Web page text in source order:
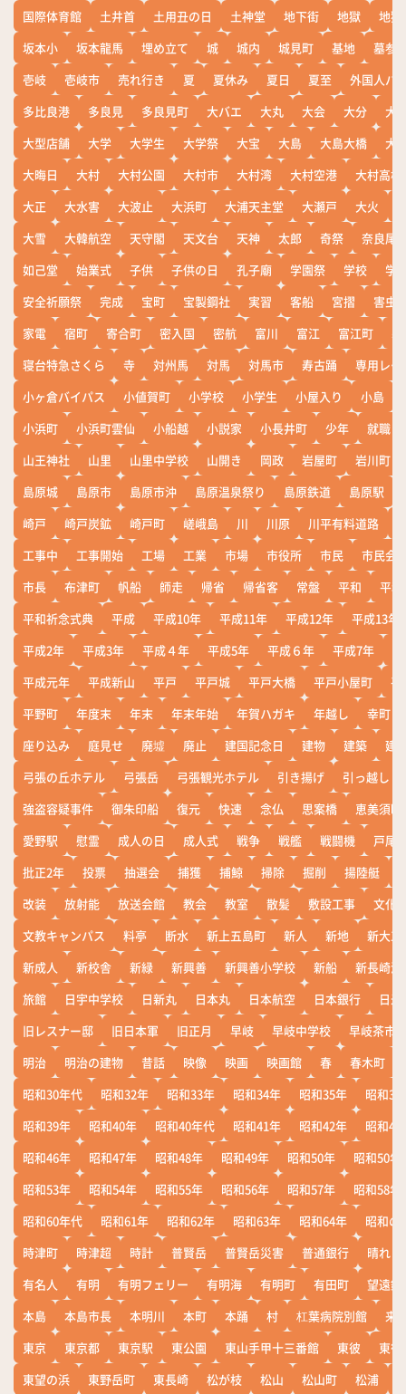
国際体育館
土井首 土用丑の日 土神堂 地下街 地獄
地獄
坂本小
坂本龍馬 埋め立て 城 城内 城見町 基地
墓参
壱岐
壱岐市 売れ行き 夏 夏休み 夏日 夏至
外国人バ
多比良港
多良見 多良見町 大バエ 大丸 大会 大分
大
大型店舗
大学 大学生 大学祭 大宝 大島 大島大橋
大
大晦日
大村 大村公園 大村市 大村湾 大村空港
大村高校
大正
大水害 大波止 大浜町 大浦天主堂 大瀬戸 大火
大雪
大韓航空 天守閣 天文台 天神 太郎 奇祭
奈良尾
如己堂
始業式 子供 子供の日 孔子廟 学園祭 学校
学
安全祈願祭
完成 宝町 宝製鋼社 実習 客船 宮摺
害虫
家電
宿町 寄合町 密入国 密航 富川 富江 富江町
寝台特急さくら
寺 対州馬 対馬 対馬市 寿古踊
専用レー
小ヶ倉バイパス
小値賀町 小学校 小学生 小屋入り 小島
小浜町
小浜町雲仙 小船越 小説家 小長井町 少年
就職
山王神社
山里 山里中学校 山開き 岡政 岩屋町
岩川町
島原城
島原市 島原市沖 島原温泉祭り 島原鉄道 島原駅
崎戸
崎戸炭鉱 崎戸町 嵯峨島 川 川原 川平有料道路
工事中
工事開始 工場 工業 市場 市役所 市民
市民会
市長
布津町 帆船 師走 帰省 帰省客 常盤 平和
平
平和祈念式典
平成 平成10年 平成11年 平成12年
平成13年
平成2年
平成3年 平成４年 平成5年 平成６年 平成7年
平成元年
平成新山 平戸 平戸城 平戸大橋 平戸小屋町
平
平野町
年度末 年末 年末年始 年賀ハガキ 年越し
幸町
座り込み
庭見せ 廃墟 廃止 建国記念日 建物 建築
建
弓張の丘ホテル
弓張岳 弓張観光ホテル 引き揚げ
引っ越し
強盗容疑事件
御朱印船 復元 快速 念仏 思案橋
恵美須町
愛野駅
慰霊 成人の日 成人式 戦争 戦艦 戦闘機
戸尾
批正2年
投票 抽選会 捕獲 捕鯨 掃除 掘削 揚陸艇
改装
放射能 放送会館 教会 教室 散髪 敷設工事
文化
文教キャンパス
料亭 断水 新上五島町 新人 新地
新大工
新成人
新校舎 新緑 新興善 新興善小学校 新船
新長崎漁
旅館
日宇中学校 日新丸 日本丸 日本航空 日本銀行
日
旧レスナー邸
旧日本軍 旧正月 早岐 早岐中学校
早岐茶市
明治
明治の建物 昔話 映像 映画 映画館 春 春木町
昭和30年代
昭和32年 昭和33年 昭和34年 昭和35年
昭和36
昭和39年
昭和40年 昭和40年代 昭和41年 昭和42年
昭和43
昭和46年
昭和47年 昭和48年 昭和49年 昭和50年
昭和50年
昭和53年
昭和54年 昭和55年 昭和56年 昭和57年
昭和58年
昭和60年代
昭和61年 昭和62年 昭和63年 昭和64年
昭和の
時津町
時津超 時計 普賢岳 普賢岳災害 普通銀行
晴れ
有名人
有明 有明フェリー 有明海 有明町 有田町
望遠鏡
本島
本島市長 本明川 本町 本踊 村 杠葉病院別館
来
東京
東京都 東京駅 東公園 東山手甲十三番館 東彼
東彼
東望の浜
東野岳町 東長崎 松が枝 松山 松山町 松浦